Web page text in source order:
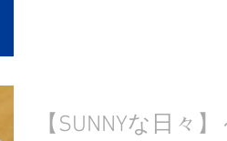
【SUNNYな日々